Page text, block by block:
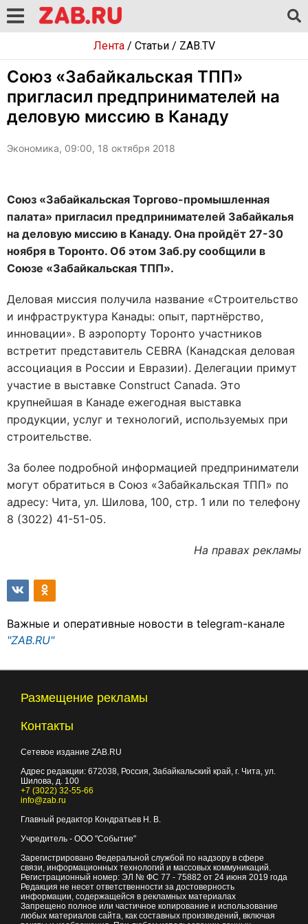
Лента/ Статьи/ ZAB.TV
Союз «Забайкальская ТПП»
пригласил предпринимателей на
деловую миссию в Канаду
Экономика, 09:00, 18 октября 2018
Союз «Забайкальская Торгово-промышленная
палата» пригласил предпринимателей Забайкалья
на деловую миссию в Канаду. Она пройдёт 27-30
ноября в Торонто. Об этом Заб.ру сообщили в
Союзе «Забайкальская ТПП».
Деловая миссия получила название «Строительство
и инфраструктура Канады: опыт, партнёрство,
инновации». В аэропорту Торонто участников
встретит представитель CEBRA (Канадская деловая
ассоциация в России и Евразии). Делегации примут
участие в выставке Construct Canada. Это
крупнейшая в Канаде ежегодная выставка
продукции, услуг и технологий, используемых при
строительстве.
За более подробной информацией предприниматели
могут обратиться в Союз «Забайкальская ТПП» по
адресу: Чита, ул. Шилова, 100, стр. 1 или по телефону
8 (3022) 41-51-05.
На правах рекламы
Важные и оперативные новости в telegram-канале
"ZAB.RU"
Размещение рекламы
Контакты
Сетевое издание ZAB.RU
Адрес редакции: 672038, Россия, Забайкальский край, г. Чита, ул.
Шилова, д. 100
+7 (3022) 32-55-66
info@zab.ru
Главный редактор Кондратьев Н. В.
Учредитель - ООО "Событие"
Зарегистрировано Федеральной службой по надзору в сфере
связи, информационных технологий и массовых коммуникаций.
Регистрационный номер: ЭЛ № ФС 77 - 75882 от 24 июня 2019 года
Редакция не несет ответственности за достоверность
информации, содержащейся в рекламных материалах
Запрещено полное или частичное копирование и использование
любых материалов сайта, как составных произведений, включая